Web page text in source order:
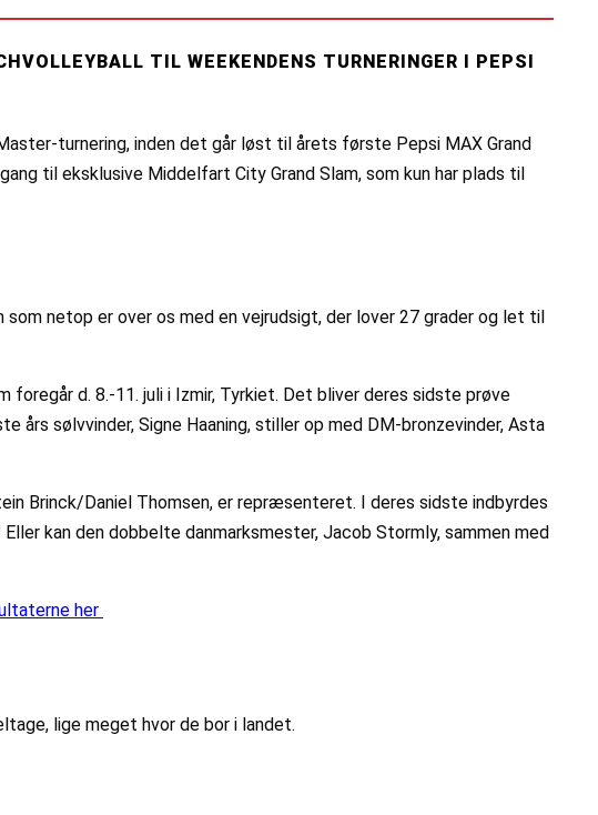
TIL WEEKENDENS TURNERINGER I PEPSI
turnering, inden det går løst til årets første Pepsi MAX Grand
til eksklusive Middelfart City Grand Slam, som kun har plads til
netop er over os med en vejrudsigt, der lover 27 grader og let til
foregår d. 8.-11. juli i Izmir, Tyrkiet. Det bliver deres sidste prøve
års sølvvinder, Signe Haaning, stiller op med DM-bronzevinder, Asta
Brinck/Daniel Thomsen, er repræsenteret. I deres sidste indbyrdes
kan den dobbelte danmarksmester, Jacob Stormly, sammen med
her
lige meget hvor de bor i landet.